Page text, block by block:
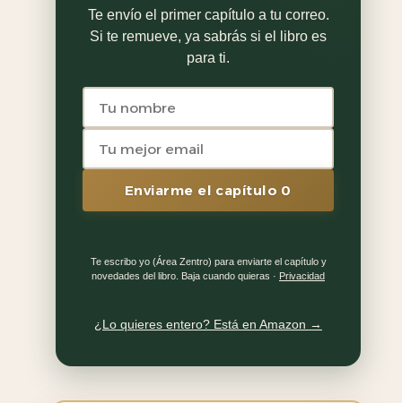
Te envío el primer capítulo a tu correo.
Si te remueve, ya sabrás si el libro es
para ti.
Enviarme el capítulo 0
Te escribo yo (Área Zentro) para enviarte el capítulo y
novedades del libro. Baja cuando quieras · Privacidad
¿Lo quieres entero? Está en Amazon →